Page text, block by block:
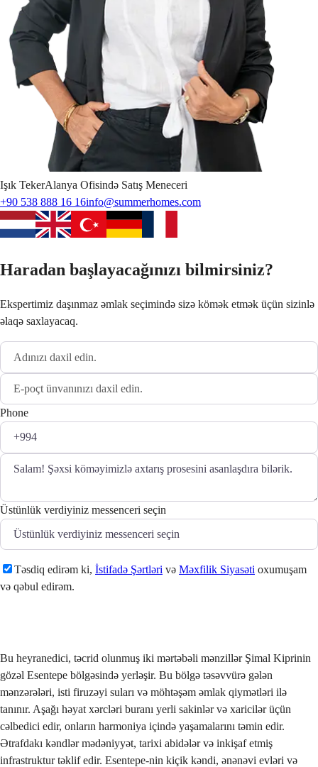
Işık TekerAlanya Ofisində Satış Meneceri
+90 538 888 16 16info@summerhomes.com
Haradan başlayacağınızı bilmirsiniz?
Ekspertimiz daşınmaz əmlak seçimində sizə kömək etmək üçün sizinlə
əlaqə saxlayacaq.
Phone
Üstünlük verdiyiniz messenceri seçin
Təsdiq edirəm ki, İstifadə Şərtləri və Məxfilik Siyasəti oxumuşam
və qəbul edirəm.
Bu heyranedici, təcrid olunmuş iki mərtəbəli mənzillər Şimal Kiprinin
gözəl Esentepe bölgəsində yerləşir. Bu bölgə təsəvvürə gələn
mənzərələri, isti firuzəyi suları və möhtəşəm əmlak qiymətləri ilə
tanınır. Aşağı həyat xərcləri buranı yerli sakinlər və xaricilər üçün
cəlbedici edir, onların harmoniya içində yaşamalarını təmin edir.
Ətrafdakı kəndlər mədəniyyət, tarixi abidələr və inkişaf etmiş
infrastruktur təklif edir. Esentepe-nin kiçik kəndi, ənənəvi evləri və